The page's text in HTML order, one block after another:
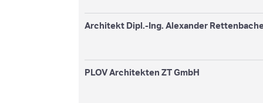
Architekt Dipl.-Ing. Alexander
PLOV Architekten ZT GmbH